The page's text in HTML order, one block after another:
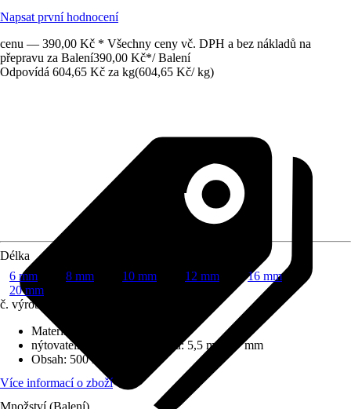
Napsat první hodnocení
cenu — 390,00 Kč * Všechny ceny vč. DPH a bez nákladů na
přepravu za Balení390,00 Kč*/ Balení
Odpovídá 604,65 Kč za kg(604,65 Kč/ kg)
Délka
6 mm
8 mm 10 mm 12 mm
16 mm
20 mm
č. výrobku
Materiál
nýtovatelná tloušťka materiálu:5,5 mm - 7 mm
Obsah: 500 Kus
Více informací o zboží
Množství (Balení)